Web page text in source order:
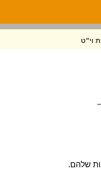
וי"ט
שלהם.